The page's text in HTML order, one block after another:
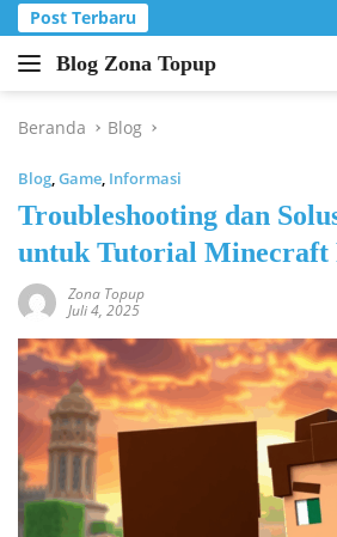
Langsung
ke
konten
Post Terbaru
Blog Zona Topup
Tips
Trik
game
online
Beranda Blog
Blog,Game, Informasi
Troubleshooting dan
untuk Tutorial Minecraft
Zona Topup
Juli 4, 2025